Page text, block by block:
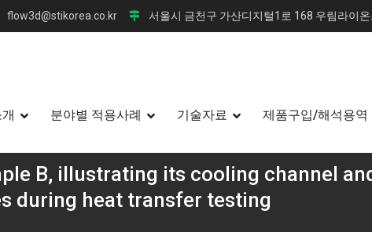
flow3d@stikorea.co.kr 서울시 금천구 가산디지털1로 168 우림라이
분야별 적용사례 기술자료 제품구입/해석용역
B, illustrating its cooling channel
during heat transfer testing